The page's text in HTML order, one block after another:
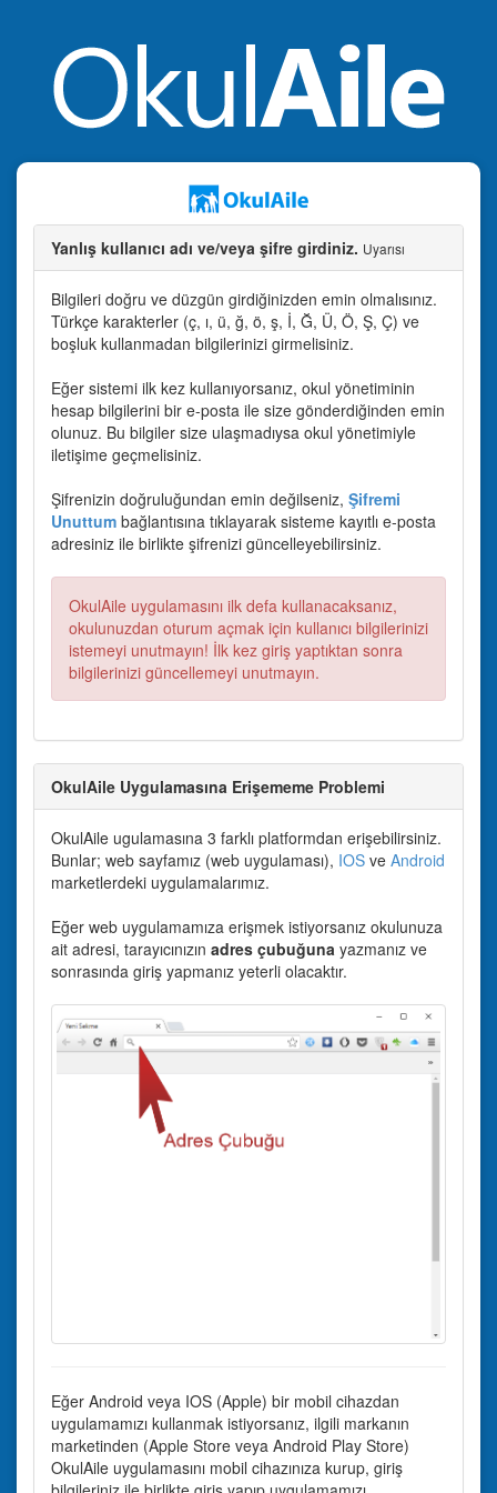
Yanlış kullanıcı adı ve/veya şifre girdiniz. Uyarısı
Bilgileri doğru ve düzgün girdiğinizden emin olmalısınız.
Türkçe karakterler (ç, ı, ü, ğ, ö, ş, İ, Ğ, Ü, Ö, Ş, Ç) ve
boşluk kullanmadan bilgilerinizi girmelisiniz.
Eğer sistemi ilk kez kullanıyorsanız, okul yönetiminin
hesap bilgilerini bir e-posta ile size gönderdiğinden emin
olunuz. Bu bilgiler size ulaşmadıysa okul yönetimiyle
iletişime geçmelisiniz.
Şifrenizin doğruluğundan emin değilseniz, Şifremi
Unuttum bağlantısına tıklayarak sisteme kayıtlı e-posta
adresiniz ile birlikte şifrenizi güncelleyebilirsiniz.
OkulAile uygulamasını ilk defa kullanacaksanız,
okulunuzdan oturum açmak için kullanıcı bilgilerinizi
istemeyi unutmayın! İlk kez giriş yaptıktan sonra
bilgilerinizi güncellemeyi unutmayın.
OkulAile Uygulamasına Erişememe Problemi
OkulAile ugulamasına 3 farklı platformdan erişebilirsiniz.
Bunlar; web sayfamız (web uygulaması), IOS ve Android
marketlerdeki uygulamalarımız.
Eğer web uygulamamıza erişmek istiyorsanız okulunuza
ait adresi, tarayıcınızın adres çubuğuna yazmanız ve
sonrasında giriş yapmanız yeterli olacaktır.
Eğer Android veya IOS (Apple) bir mobil cihazdan
uygulamamızı kullanmak istiyorsanız, ilgili markanın
marketinden (Apple Store veya Android Play Store)
OkulAile uygulamasını mobil cihazınıza kurup, giriş